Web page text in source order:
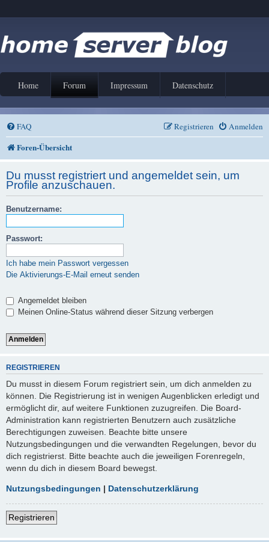
Home Forum Impressum Datenschutz
FAQ Anmelden
Registrieren
Foren-Übersicht
Du musst registriert und angemeldet sein, um
Profile anzuschauen.
Benutzername:
Passwort:
Ich habe mein Passwort vergessen
Die Aktivierungs-E-Mail erneut senden
Angemeldet bleiben
Meinen Online-Status während dieser Sitzung verbergen
REGISTRIEREN
Du musst in diesem Forum registriert sein, um dich anmelden zu
können. Die Registrierung ist in wenigen Augenblicken erledigt und
ermöglicht dir, auf weitere Funktionen zuzugreifen. Die Board-
Administration kann registrierten Benutzern auch zusätzliche
Berechtigungen zuweisen. Beachte bitte unsere
Nutzungsbedingungen und die verwandten Regelungen, bevor du
dich registrierst. Bitte beachte auch die jeweiligen Forenregeln,
wenn du dich in diesem Board bewegst.
Nutzungsbedingungen | Datenschutzerklärung
Registrieren